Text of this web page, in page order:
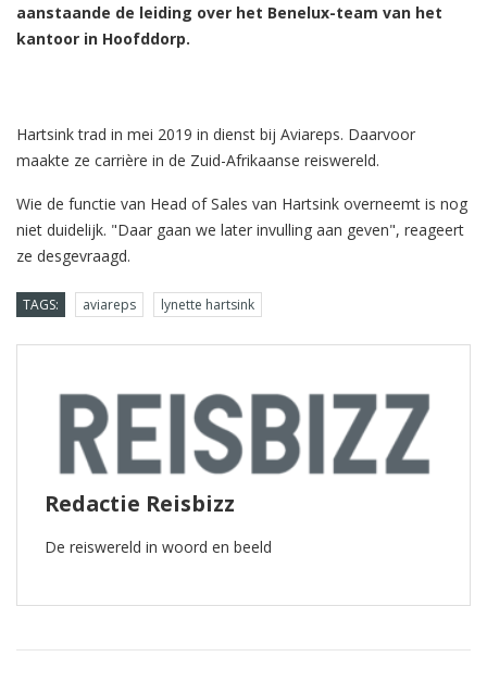
aanstaande de leiding over het Benelux-team van het
kantoor in Hoofddorp.
Hartsink trad in mei 2019 in dienst bij Aviareps. Daarvoor
maakte ze carrière in de Zuid-Afrikaanse reiswereld.
Wie de functie van Head of Sales van Hartsink overneemt is nog
niet duidelijk. "Daar gaan we later invulling aan geven", reageert
ze desgevraagd.
TAGS: aviareps lynette hartsink
Redactie Reisbizz
De reiswereld in woord en beeld